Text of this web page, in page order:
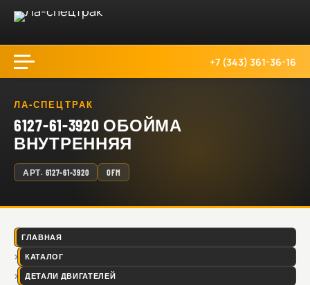
+7 (343) 361-36-16
ЛА-СПЕЦТРАК
6127-61-3920 ОБОЙМА
ВНУТРЕННЯЯ
АРТ. 6127-61-3920 OFM
ГЛАВНАЯ
КАТАЛОГ
ДЕТАЛИ ДВИГАТЕЛЕЙ